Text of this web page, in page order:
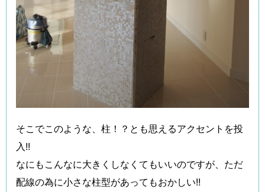
そこでこのような、柱！？とも思えるアクセントを投
入!!
なにもこんなに大きくしなくてもいいのですが、ただ
配線の為に小さな柱型があってもおかしい!!